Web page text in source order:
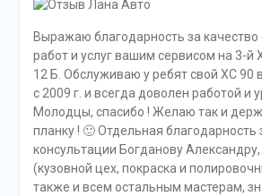
Выражаю благодарность за
работ и услуг вашим сервисом на 3-й
12 Б. Обслуживаю у ребят свой XC 90
с 2009 г. и всегда доволен работой и
Молодцы, спасибо ! Желаю так и
планку ! 🙂 Отдельная
консультации Богданову
(кузовной цех, покраска и
также и всем остальным мастерам,